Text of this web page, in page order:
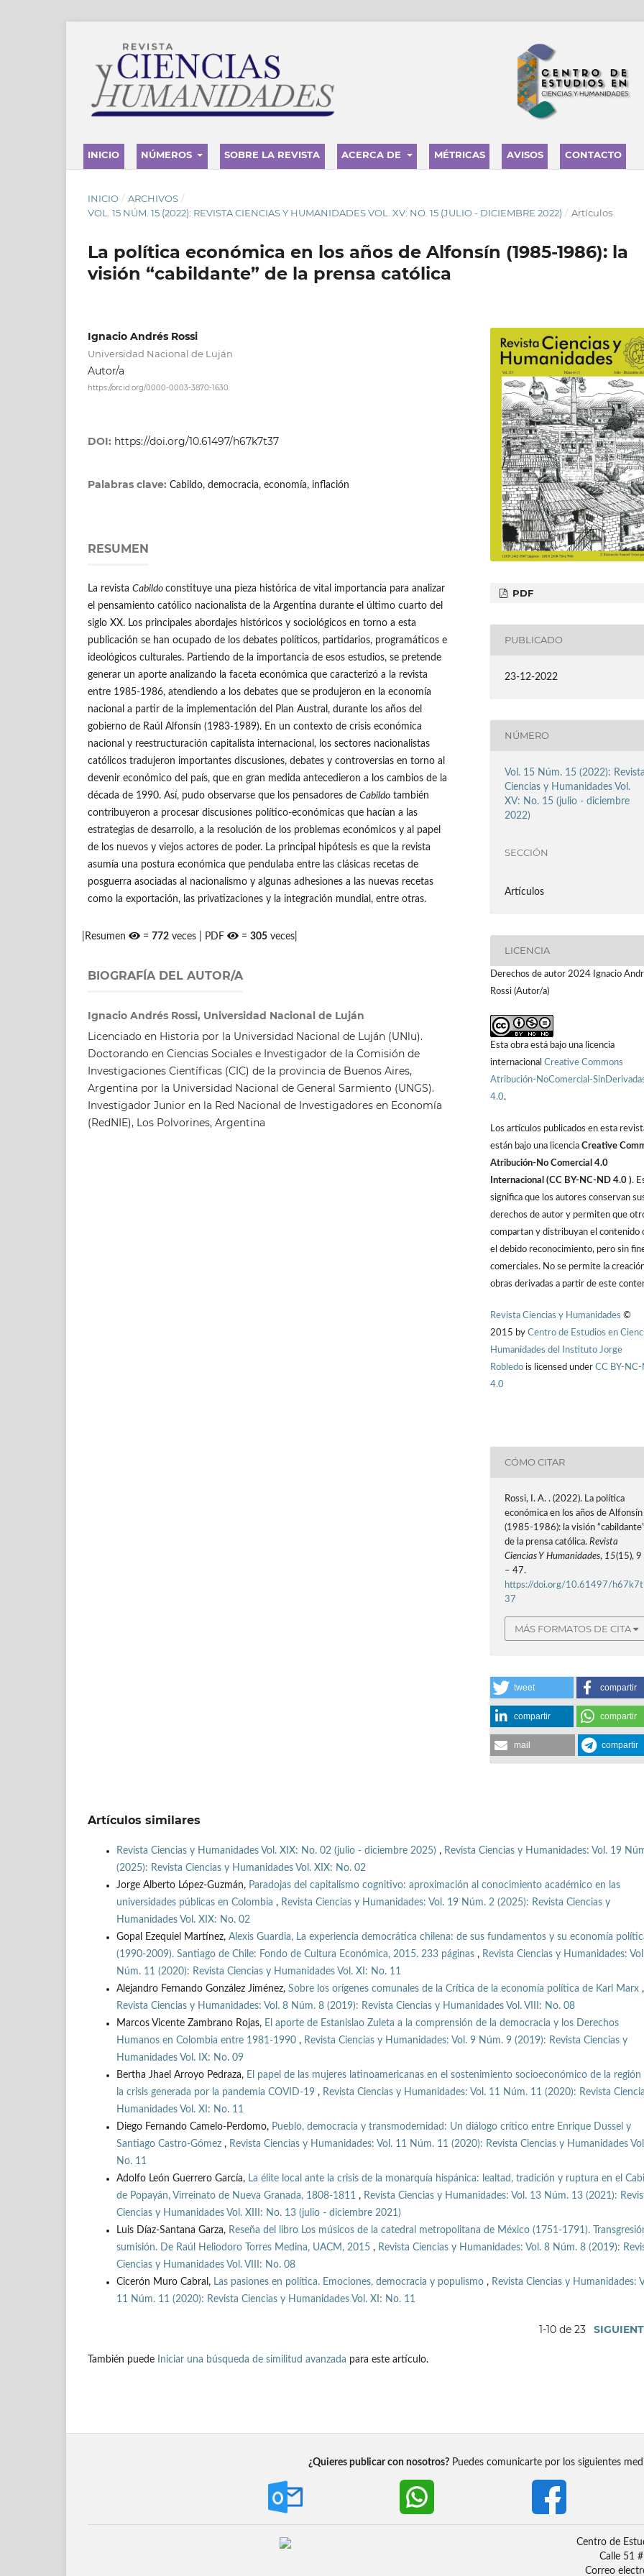
INICIO NÚMEROS SOBRE LA REVISTA ACERCA DE MÉTRICAS AVISOS CONTACTO
INICIO / ARCHIVOS /
VOL. 15 NÚM. 15 (2022): REVISTA CIENCIAS Y HUMANIDADES VOL. XV: NO. 15 (JULIO - DICIEMBRE 2022) / Artículos
La política económica en los años de Alfonsín (1985-1986): la
visión “cabildante” de la prensa católica
Ignacio Andrés Rossi
Universidad Nacional de Luján
Autor/a
https://orcid.org/0000-0003-3870-1630
DOI: https://doi.org/10.61497/h67k7t37
Palabras clave: Cabildo, democracia, economía, inflación
RESUMEN
La revista Cabildo constituye una pieza histórica de vital importancia para analizar
el pensamiento católico nacionalista de la Argentina durante el último cuarto del
siglo XX. Los principales abordajes históricos y sociológicos en torno a esta
publicación se han ocupado de los debates políticos, partidarios, programáticos e
ideológicos culturales. Partiendo de la importancia de esos estudios, se pretende
generar un aporte analizando la faceta económica que caracterizó a la revista
entre 1985-1986, atendiendo a los debates que se produjeron en la economía
nacional a partir de la implementación del Plan Austral, durante los años del
gobierno de Raúl Alfonsín (1983-1989). En un contexto de crisis económica
nacional y reestructuración capitalista internacional, los sectores nacionalistas
católicos tradujeron importantes discusiones, debates y controversias en torno al
devenir económico del país, que en gran medida antecedieron a los cambios de la
década de 1990. Así, pudo observarse que los pensadores de Cabildo también
contribuyeron a procesar discusiones político-económicas que hacían a las
estrategias de desarrollo, a la resolución de los problemas económicos y al papel
de los nuevos y viejos actores de poder. La principal hipótesis es que la revista
asumía una postura económica que pendulaba entre las clásicas recetas de
posguerra asociadas al nacionalismo y algunas adhesiones a las nuevas recetas
como la exportación, las privatizaciones y la integración mundial, entre otras.
|Resumen = 772 veces | PDF =305 veces|
BIOGRAFÍA DEL AUTOR/A
Ignacio Andrés Rossi, Universidad Nacional de Luján
Licenciado en Historia por la Universidad Nacional de Luján (UNlu).
Doctorando en Ciencias Sociales e Investigador de la Comisión de
Investigaciones Científicas (CIC) de la provincia de Buenos Aires,
Argentina por la Universidad Nacional de General Sarmiento (UNGS).
Investigador Junior en la Red Nacional de Investigadores en Economía
(RedNIE), Los Polvorines, Argentina
PDF
PUBLICADO
23-12-2022
NÚMERO
Vol. 15 Núm. 15 (2022):
Ciencias y Humanidades Vol.
XV: No. 15 (julio - diciembre
2022)
SECCIÓN
Artículos
LICENCIA
Derechos de autor 2024 Ignacio
Rossi (Autor/a)
Esta obra está bajo una licencia
internacional Creative Commons
Atribución-NoComercial-
4.0.
Los artículos publicados en esta
están bajo una licencia Creative
Atribución-No Comercial 4.0
Internacional (CC BY-NC-ND 4.0 ).
significa que los autores conservan
derechos de autor y permiten que
compartan y distribuyan el contenido
el debido reconocimiento, pero sin
comerciales. No se permite la
obras derivadas a partir de este
Revista Ciencias y Humanidades ©
2015 by Centro de Estudios en
Humanidades del Instituto Jorge
Robledo is licensed under CC BY-
4.0
CÓMO CITAR
Rossi, I. A. . (2022). La política
económica en los años de Alfonsín
(1985-1986): la visión
de la prensa católica.Revista
Ciencias Y Humanidades, 15(15), 9
– 47.
https://doi.org/10.61497/h67k7t
37
MÁS FORMATOS DE CITA
tweet compartir
compartir compartir
mail compartir
Artículos similares
Revista Ciencias y Humanidades Vol. XIX: No. 02 (julio - diciembre 2025) , Revista Ciencias y Humanidades: Vol. 19
(2025): Revista Ciencias y Humanidades Vol. XIX: No. 02
Jorge Alberto López-Guzmán, Paradojas del capitalismo cognitivo: aproximación al conocimiento académico en las
universidades públicas en Colombia , Revista Ciencias y Humanidades: Vol. 19 Núm. 2 (2025): Revista Ciencias y
Humanidades Vol. XIX: No. 02
Gopal Ezequiel Martínez, Alexis Guardia, La experiencia democrática chilena: de sus fundamentos y su economía
(1990-2009). Santiago de Chile: Fondo de Cultura Económica, 2015. 233 páginas , Revista Ciencias y Humanidades:
Núm. 11 (2020): Revista Ciencias y Humanidades Vol. XI: No. 11
Alejandro Fernando González Jiménez, Sobre los orígenes comunales de la Crítica de la economía política de Karl Marx ,
Revista Ciencias y Humanidades: Vol. 8 Núm. 8 (2019): Revista Ciencias y Humanidades Vol. VIII: No. 08
Marcos Vicente Zambrano Rojas, El aporte de Estanislao Zuleta a la comprensión de la democracia y los Derechos
Humanos en Colombia entre 1981-1990 , Revista Ciencias y Humanidades: Vol. 9 Núm. 9 (2019): Revista Ciencias y
Humanidades Vol. IX: No. 09
Bertha Jhael Arroyo Pedraza, El papel de las mujeres latinoamericanas en el sostenimiento socioeconómico de la región
la crisis generada por la pandemia COVID-19 , Revista Ciencias y Humanidades: Vol. 11 Núm. 11 (2020): Revista
Humanidades Vol. XI: No. 11
Diego Fernando Camelo-Perdomo, Pueblo, democracia y transmodernidad: Un diálogo crítico entre Enrique Dussel y
Santiago Castro-Gómez , Revista Ciencias y Humanidades: Vol. 11 Núm. 11 (2020): Revista Ciencias y Humanidades
No. 11
Adolfo León Guerrero García, La élite local ante la crisis de la monarquía hispánica: lealtad, tradición y ruptura en el
de Popayán, Virreinato de Nueva Granada, 1808-1811 , Revista Ciencias y Humanidades: Vol. 13 Núm. 13 (2021):
Ciencias y Humanidades Vol. XIII: No. 13 (julio - diciembre 2021)
Luis Díaz-Santana Garza, Reseña del libro Los músicos de la catedral metropolitana de México (1751-1791).
sumisión. De Raúl Heliodoro Torres Medina, UACM, 2015 , Revista Ciencias y Humanidades: Vol. 8 Núm. 8 (2019):
Ciencias y Humanidades Vol. VIII: No. 08
Cicerón Muro Cabral, Las pasiones en política. Emociones, democracia y populismo , Revista Ciencias y Humanidades:
11 Núm. 11 (2020): Revista Ciencias y Humanidades Vol. XI: No. 11
1-10 de 23
También puede Iniciar una búsqueda de similitud avanzada para este artículo.
¿Quieres publicar con nosotros?Puedes comunicarte por los siguientes
Centro de
Calle 51
Correo